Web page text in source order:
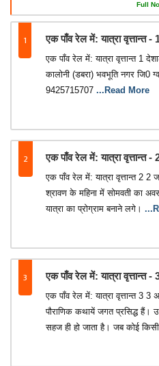
Full
1 एक पाँव रेल में: यात्रा वृत्तान्त -
एक पाँव रेल में: यात्रा वृत्तान्त 1
कालोनी (डबरा) भवभूति नगर जि0
9425715707 ...Read More
2 एक पाँव रेल में: यात्रा वृत्तान्त -
एक पाँव रेल में: यात्रा वृत्तान्त 2 2
श्रावण के महिना में सोमवती का
यात्रा का प्रोग्राम बनाने लगे।
3 एक पाँव रेल में: यात्रा वृत्तान्त -
एक पाँव रेल में: यात्रा वृत्तान्त 3
पौराणिक कथायें जगत प्रसिद्ध हैं।
सहज ही हो जाता है। जब कोई किसी